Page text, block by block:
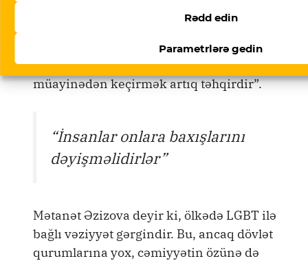
Rədd edin
Parametrlərə gedin
başqa bir şey deyil. Şikayətlər əsasında
ümumi yoxlama ola bilərdi. Məcburi
müayinədən keçirmək artıq təhqirdir”.
“İnsanlar onlara baxışlarını
dəyişməlidirlər”
Mətanət Əzizova deyir ki, ölkədə LGBT ilə
bağlı vəziyyət gərgindir. Bu, ancaq dövlət
qurumlarına yox, cəmiyyətin özünə də